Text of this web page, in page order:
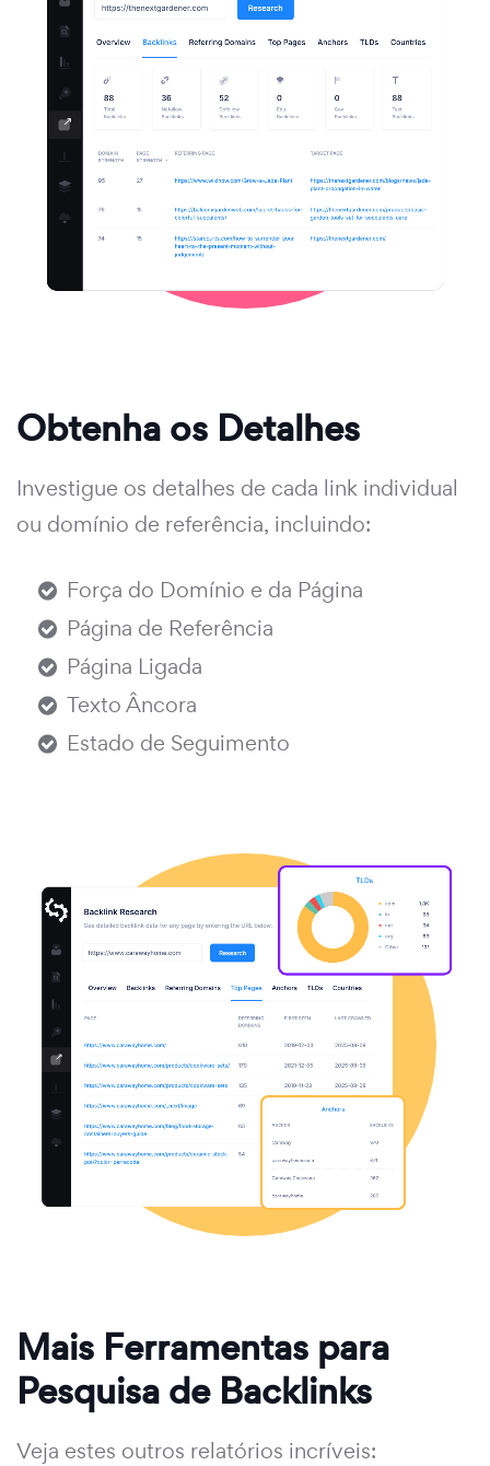
Obtenha os Detalhes
Investigue os detalhes de cada link individual
ou domínio de referência, incluindo:
Força do Domínio e da Página
Página de Referência
Página Ligada
Texto Âncora
Estado de Seguimento
Mais Ferramentas para
Pesquisa de Backlinks
Veja estes outros relatórios incríveis: